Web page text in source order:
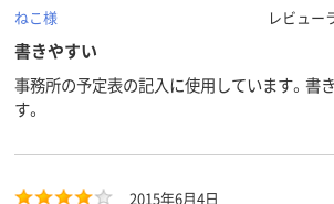
填方法
質量 22g
アスクル
商品環境
ねこ様
レビュー
書きやすい
事務所の予定表の記入に使用しています。書
す。
2015年6月4日